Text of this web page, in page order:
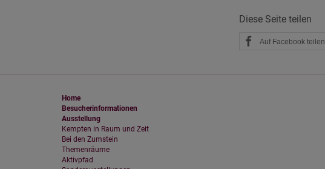
Diese Seite teilen
Auf Facebook teilen
Home
Besucherinformationen
Ausstellung
Kempten in Raum und Zeit
Bei den Zumstein
Themenräume
Aktivpfad